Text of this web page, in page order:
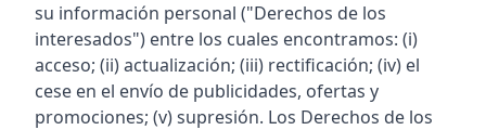
su información personal ("Derechos de los
interesados") entre los cuales encontramos: (i)
acceso; (ii) actualización; (iii) rectificación; (iv) el
cese en el envío de publicidades, ofertas y
promociones; (v) supresión. Los Derechos de los